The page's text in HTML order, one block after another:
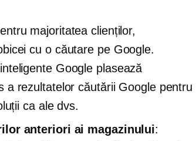
majoritatea clienților,
cu o căutare pe Google.
Google plasează
a rezultatelor căutării Google pentru
ca ale dvs.
anteriori ai magazinului: